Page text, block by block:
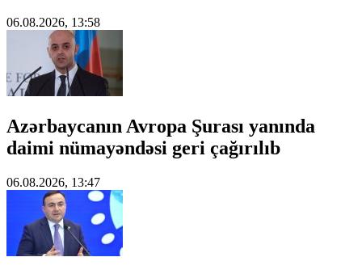
06.08.2026, 13:58
Azərbaycanın Avropa Şurası yanında
daimi nümayəndəsi geri çağırılıb
06.08.2026, 13:47